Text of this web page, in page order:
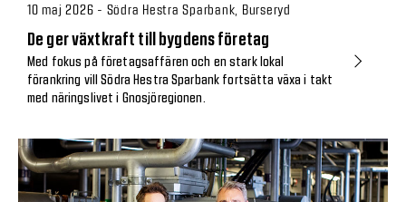
10 maj 2026 - Södra Hestra Sparbank, Burseryd
De ger växtkraft till bygdens företag
Med fokus på företagsaffären och en stark lokal
förankring vill Södra Hestra Sparbank fortsätta växa i takt
med näringslivet i Gnosjöregionen.